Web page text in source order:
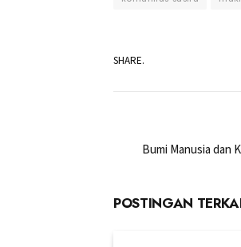
SHARE.
Bumi Manusia dan
POSTINGAN